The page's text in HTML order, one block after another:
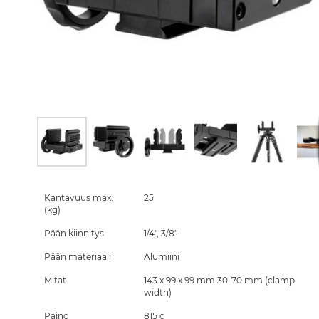
the
beginning
the
gallery
Kantavuus max.
(kg)
25
Pään kiinnitys 1/4", 3/8"
Pään materiaali Alumiini
Mitat
143 x 99 x 99 mm 30-70 mm (clamp
width)
Paino 815 g